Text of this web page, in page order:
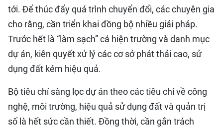
tới. Để thúc đẩy quá trình chuyển đổi, các chuyên gia
cho rằng, cần triển khai đồng bộ nhiều giải pháp.
Trước hết là “làm sạch” cả hiện trường và danh mục
dự án, kiên quyết xử lý các cơ sở phát thải cao, sử
dụng đất kém hiệu quả.
Bộ tiêu chí sàng lọc dự án theo các tiêu chí về công
nghệ, môi trường, hiệu quả sử dụng đất và quản trị
số là hết sức cần thiết. Đồng thời, cần gắn trách